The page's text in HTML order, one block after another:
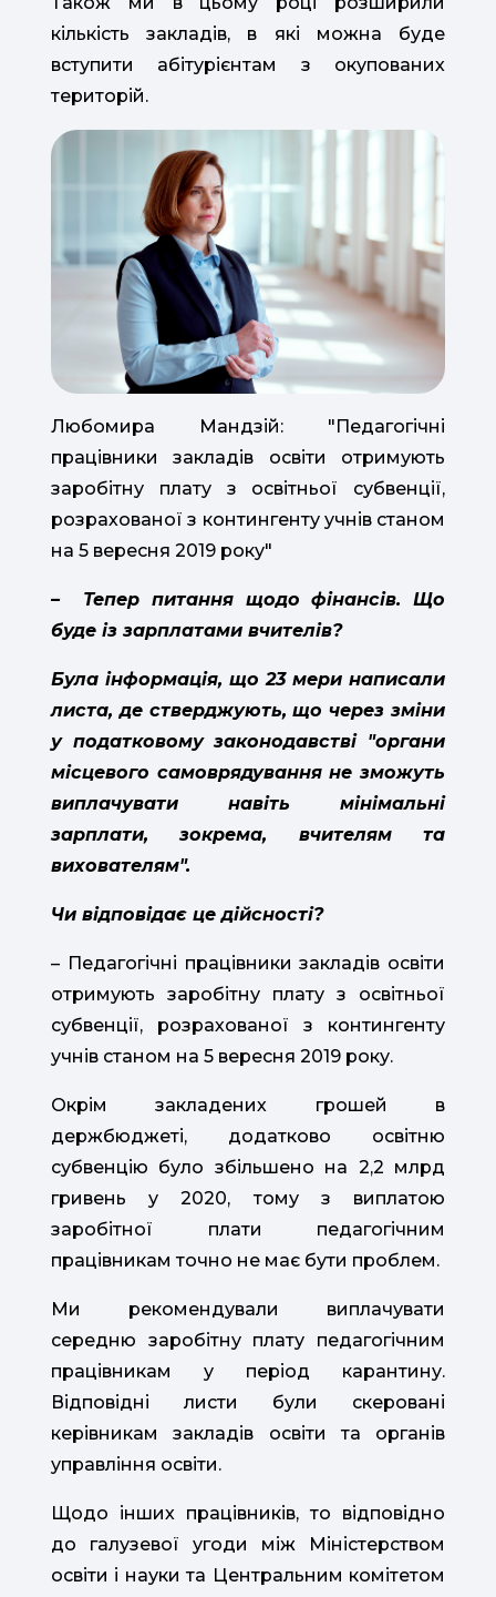
кількість закладів, в які можна буде
вступити абітурієнтам з окупованих
територій.
Любомира Мандзій: "Педагогічні
працівники закладів освіти отримують
заробітну плату з освітньої субвенції,
розрахованої з контингенту учнів станом
на 5 вересня 2019 року"
– Тепер питання щодо фінансів. Що
буде із зарплатами вчителів?
Була інформація, що 23 мери написали
листа, де стверджують, що через зміни
у податковому законодавстві "органи
місцевого самоврядування не зможуть
виплачувати навіть мінімальні
зарплати, зокрема, вчителям та
вихователям".
Чи відповідає це дійсності?
– Педагогічні працівники закладів освіти
отримують заробітну плату з освітньої
субвенції, розрахованої з контингенту
учнів станом на 5 вересня 2019 року.
Окрім закладених грошей в
держбюджеті, додатково освітню
субвенцію було збільшено на 2,2 млрд
гривень у 2020, тому з виплатою
заробітної плати педагогічним
працівникам точно не має бути проблем.
Ми рекомендували виплачувати
середню заробітну плату педагогічним
працівникам у період карантину.
Відповідні листи були скеровані
керівникам закладів освіти та органів
управління освіти.
Щодо інших працівників, то відповідно
до галузевої угоди між Міністерством
освіти і науки та Центральним комітетом